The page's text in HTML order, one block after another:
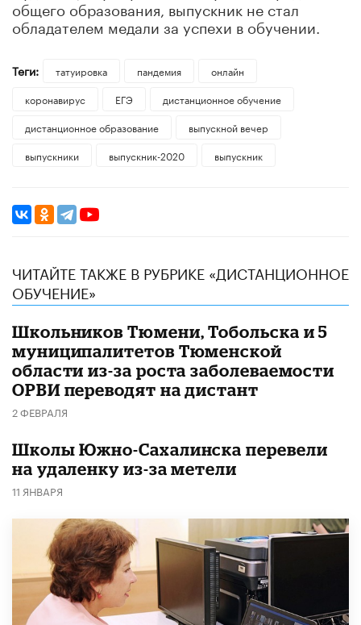
общего образования, выпускник не стал
обладателем медали за успехи в обучении.
Теги: татуировка пандемия
онлайн
коронавирус
ЕГЭ
дистанционное обучение
дистанционное образование
выпускной вечер
выпускники
выпускник-2020 выпускник
ЧИТАЙТЕ ТАКЖЕ В РУБРИКЕ «ДИСТАНЦИОННОЕ
ОБУЧЕНИЕ»
Школьников Тюмени, Тобольска и 5
муниципалитетов Тюменской
области из-за роста заболеваемости
ОРВИ переводят на дистант
2 ФЕВРАЛЯ
Школы Южно-Сахалинска перевели
на удаленку из-за метели
11 ЯНВАРЯ